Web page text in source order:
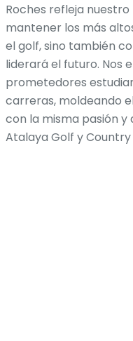
Roches refleja
mantener los más
el golf, sino también
liderará el futuro. Nos
prometedores
carreras, moldeando
con la misma pasión y
Atalaya Golf y